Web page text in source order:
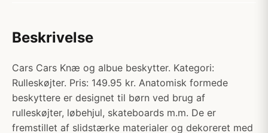
Beskrivelse
Cars Cars Knæ og albue beskytter. Kategori:
Rulleskøjter. Pris: 149.95 kr. Anatomisk formede
beskyttere er designet til børn ved brug af
rulleskøjter, løbehjul, skateboards m.m. De er
fremstillet af slidstærke materialer og dekoreret med